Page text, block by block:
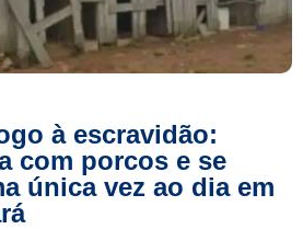
à escravidão:
com porcos e se
única vez ao dia em